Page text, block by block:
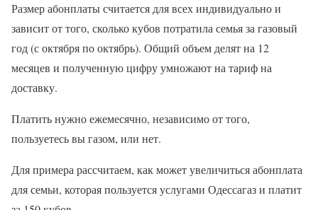
Размер абонплаты считается для всех индивидуально и
зависит от того, сколько кубов потратила семья за газовый
год (с октября по октябрь). Общий объем делят на 12
месяцев и полученную цифру умножают на тариф на
доставку.
Платить нужно ежемесячно, независимо от того,
пользуетесь вы газом, или нет.
Для примера рассчитаем, как может увеличиться абонплата
для семьи, которая пользуется услугами Одессагаз и платит